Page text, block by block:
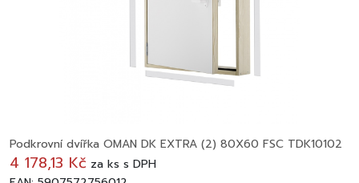
Podkrovní dvířka OMAN DK EXTRA (2) 80X60 FSC TDK10102
4 178,13 Kč za ks s DPH